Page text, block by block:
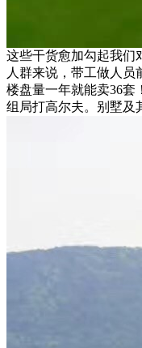
这些干货愈加勾起我们
人群来说，带工做人员
楼盘量一年就能卖36套
组局打高尔夫。别墅及